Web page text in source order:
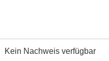
Kein Nachweis verfügbar